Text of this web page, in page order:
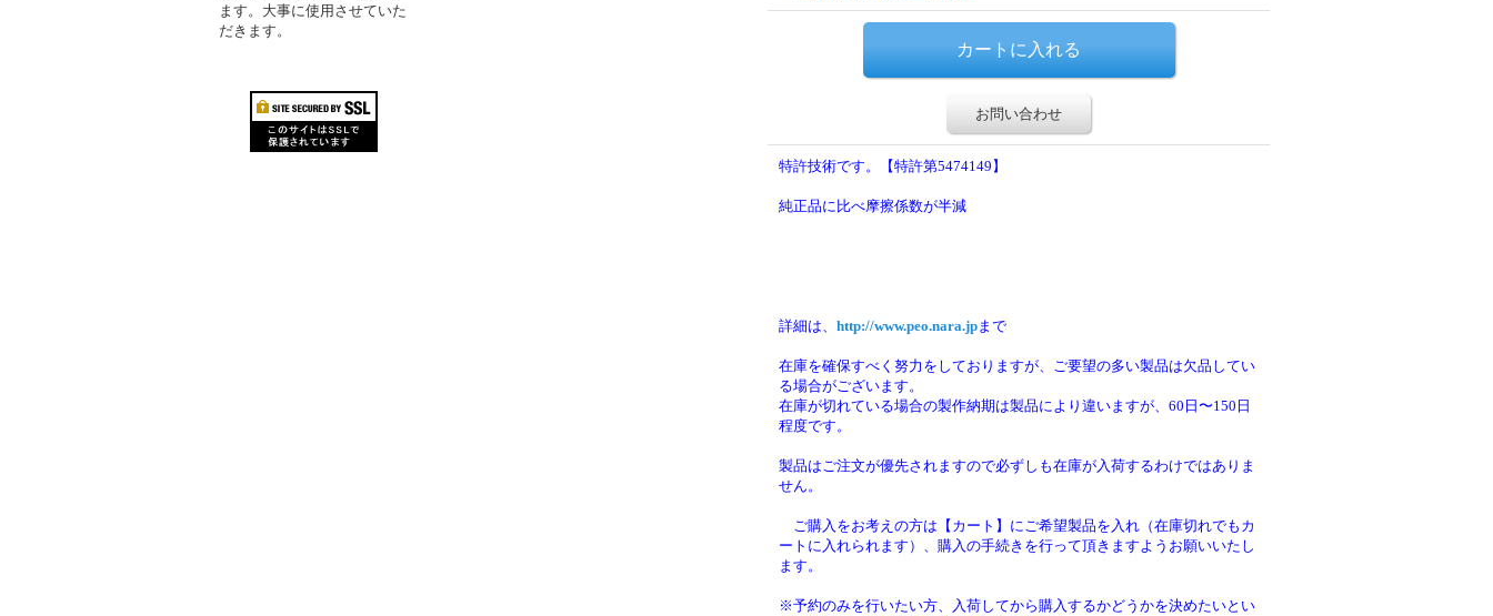
ます。大事に使用させていた
だきます。
お問い合わせ
特許技術です。【特許第5474149】
純正品に比べ摩擦係数が半減
詳細は、 http://www.peo.nara.jpまで
在庫を確保すべく努力をしておりますが、ご要望の多い製品は欠品してい
る場合がございます。
在庫が切れている場合の製作納期は製品により違いますが、60日〜150日
程度です。
製品はご注文が優先されますので必ずしも在庫が入荷するわけではありま
せん。
ご購入をお考えの方は【カート】にご希望製品を入れ（在庫切れでもカ
ートに入れられます）、購入の手続きを行って頂きますようお願いいたし
ます。
※予約のみを行いたい方、入荷してから購入するかどうかを決めたいとい